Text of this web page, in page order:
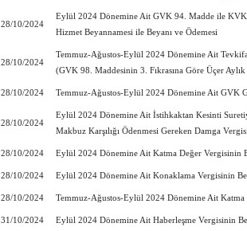
28/10/2024
Eylül 2024 Dönemine Ait GVK 94. Madde ile KVK
Hizmet Beyannamesi ile Beyanı ve Ödemesi
28/10/2024
Temmuz-Ağustos-Eylül 2024 Dönemine Ait
(GVK 98. Maddesinin 3. Fıkrasına Göre Üçer
28/10/2024 Temmuz-Ağustos-Eylül 2024 Dönemine Ait GVK
28/10/2024
Eylül 2024 Dönemine Ait İstihkaktan Kesinti
Makbuz Karşılığı Ödenmesi Gereken Damga
28/10/2024 Eylül 2024 Dönemine Ait Katma Değer Vergisinin
28/10/2024 Eylül 2024 Dönemine Ait Konaklama Vergisinin
28/10/2024 Temmuz-Ağustos-Eylül 2024 Dönemine Ait Katma
31/10/2024 Eylül 2024 Dönemine Ait Haberleşme Vergisinin